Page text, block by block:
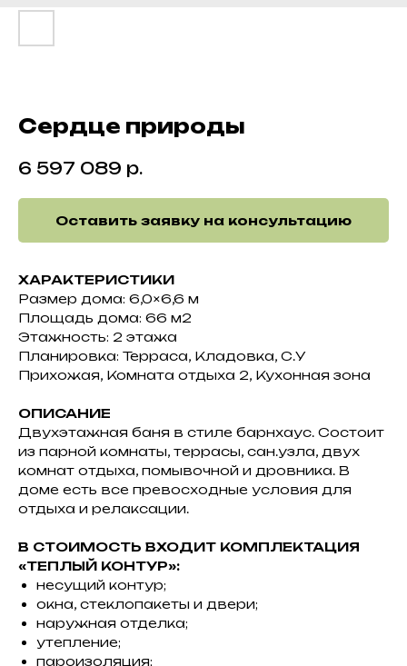
Сердце природы
6 597 089 р.
Оставить заявку на консультацию
ХАРАКТЕРИСТИКИ
Размер дома: 6,0×6,6 м
Площадь дома: 66 м2
Этажность: 2 этажа
Планировка: Терраса, Кладовка, С.У
Прихожая, Комната отдыха 2, Кухонная зона
ОПИСАНИЕ
Двухэтажная баня в стиле барнхаус. Состоит
из парной комнаты, террасы, сан.узла, двух
комнат отдыха, помывочной и дровника. В
доме есть все превосходные условия для
отдыха и релаксации.
В СТОИМОСТЬ ВХОДИТ КОМПЛЕКТАЦИЯ
«ТЕПЛЫЙ КОНТУР»:
несущий контур;
окна, стеклопакеты и двери;
наружная отделка;
утепление;
пароизоляция;
Экскурсия по
реальным объектам
Мы проведем вас по строящимся
объектам: покажем процессы изнутри,
расскажем нюансы. Пригласим и на
готовые объекты, где вы увидите